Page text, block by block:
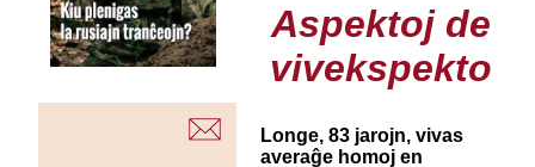
Aspektoj de
vivekspekto
Longe, 83 jarojn, vivas
averaĝe homoj en